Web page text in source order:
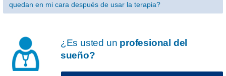
quedan en mi cara después de usar la terapia?
¿Es usted un profesional del
sueño?